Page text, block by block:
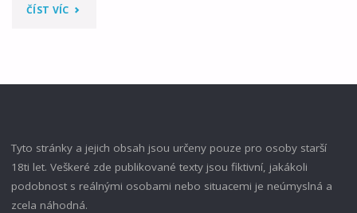
ČÍST VÍC"HRANÍ
Tyto stránky a jejich obsah jsou určeny pouze pro osoby starší
18ti let. Veškeré zde publikované texty jsou fiktivní, jakákoli
podobnost s reálnými osobami nebo situacemi je neúmyslná a
zcela náhodná.